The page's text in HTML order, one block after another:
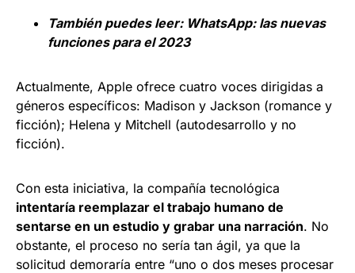
También puedes leer: WhatsApp: las nuevas
funciones para el 2023
Actualmente, Apple ofrece cuatro voces dirigidas a
géneros específicos: Madison y Jackson (romance y
ficción); Helena y Mitchell (autodesarrollo y no
ficción).
Con esta iniciativa, la compañía tecnológica
intentaría reemplazar el trabajo humano de
sentarse en un estudio y grabar una narración. No
obstante, el proceso no sería tan ágil, ya que la
solicitud demoraría entre “uno o dos meses procesar